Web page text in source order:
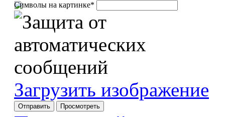
Символы на картинке*
Загрузить изображение